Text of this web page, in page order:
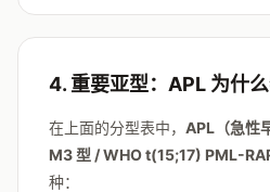
4. 重要亚型：APL 为什么
在上面的分型表中， APL（急性
M3 型 / WHO t(15;17) PML-
种：